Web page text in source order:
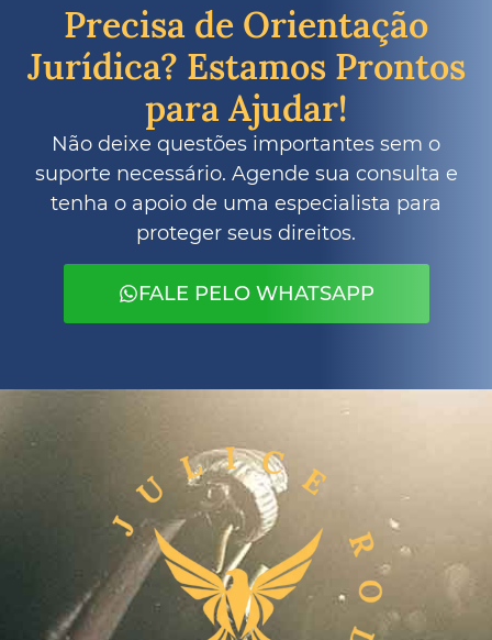
Precisa de Orientação
Jurídica? Estamos Prontos
para Ajudar!
Não deixe questões importantes sem o
suporte necessário. Agende sua consulta e
tenha o apoio de uma especialista para
proteger seus direitos.
FALE PELO WHATSAPP